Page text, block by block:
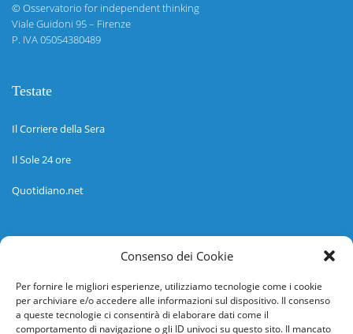
Consenso dei Cookie
Per fornire le migliori esperienze, utilizziamo tecnologie come i cookie
per archiviare e/o accedere alle informazioni sul dispositivo. Il consenso
a queste tecnologie ci consentirà di elaborare dati come il
comportamento di navigazione o gli ID univoci su questo sito. Il mancato
©Osservatorio for independent thinking
Viale Guidoni 95 – Firenze
P. IVA 05054380489
Testate
Il Corriere della Sera
Il Sole 24 ore
Quotidiano.net
Informazioni
Help desk